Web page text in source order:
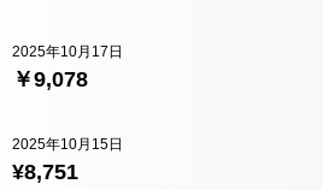
￥9,078
2025年10月17日
¥8,751
2025年10月15日